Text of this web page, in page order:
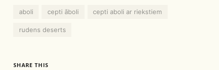
aboli cepti āboli cepti aboli ar riekstiem
rudens deserts
SHARE THIS